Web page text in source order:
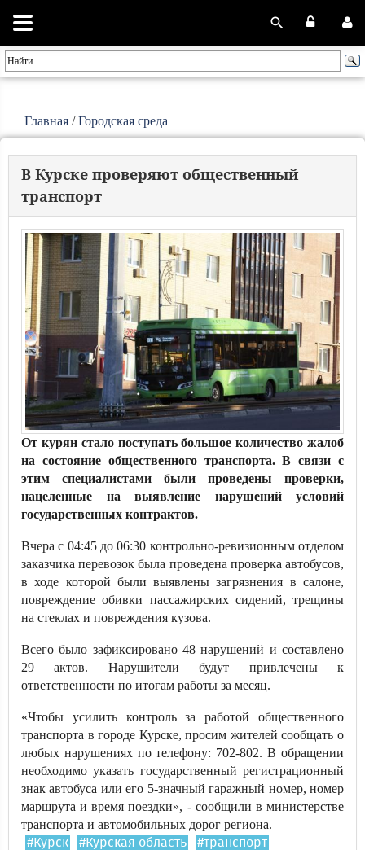
Главная /Городская среда
В Курске проверяют общественный
транспорт
От курян стало поступать большое количество жалоб
на состояние общественного транспорта. В связи с
этим специалистами были проведены проверки,
нацеленные на выявление нарушений условий
государственных контрактов.
Вчера с 04:45 до 06:30 контрольно-ревизионным отделом
заказчика перевозок была проведена проверка автобусов,
в ходе которой были выявлены загрязнения в салоне,
повреждение обивки пассажирских сидений, трещины
на стеклах и повреждения кузова.
Всего было зафиксировано 48 нарушений и составлено
29 актов. Нарушители будут привлечены к
ответственности по итогам работы за месяц.
«Чтобы усилить контроль за работой общественного
транспорта в городе Курске, просим жителей сообщать о
любых нарушениях по телефону: 702-802. В обращении
необходимо указать государственный регистрационный
знак автобуса или его 5-значный гаражный номер, номер
маршрута и время поездки», - сообщили в министерстве
транспорта и автомобильных дорог региона.
#Курск #Курская область
#транспорт